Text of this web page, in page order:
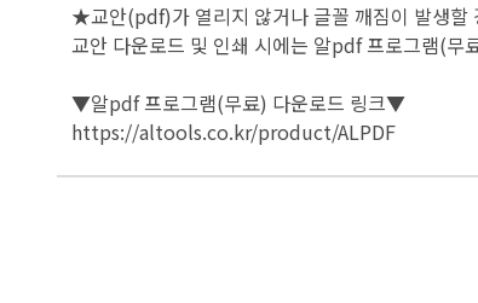
★교안(pdf)가 열리지 않거나 글꼴 깨짐이 발생
교안 다운로드 및 인쇄 시에는 알pdf 프로그램(무
▼알pdf 프로그램(무료) 다운로드 링크▼
https://altools.co.kr/product/ALPDF